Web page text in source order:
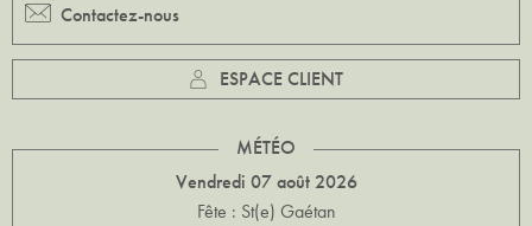
Contactez-nous
ESPACE CLIENT
MÉTÉO
Vendredi 07 août 2026
Fête : St(e) Gaétan